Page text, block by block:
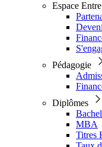
Espace
Pédagogie
Diplômes
MBA
Titres